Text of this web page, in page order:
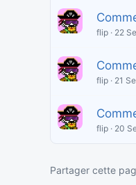
flip 22
flip 21
flip 20
Partager cette